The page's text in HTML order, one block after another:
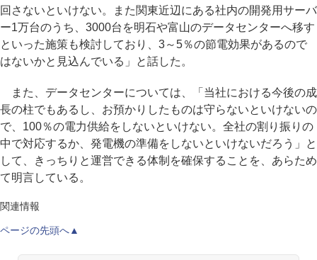
回さないといけない。また関東近辺にある社内の開発用サーバ
ー1万台のうち、3000台を明石や富山のデータセンターへ移す
といった施策も検討しており、3～5％の節電効果があるので
はないかと見込んでいる」と話した。
また、データセンターについては、「当社における今後の成
長の柱でもあるし、お預かりしたものは守らないといけないの
で、100％の電力供給をしないといけない。全社の割り振りの
中で対応するか、発電機の準備をしないといけないだろう」と
して、きっちりと運営できる体制を確保することを、あらため
て明言している。
関連情報
ページの先頭へ▲